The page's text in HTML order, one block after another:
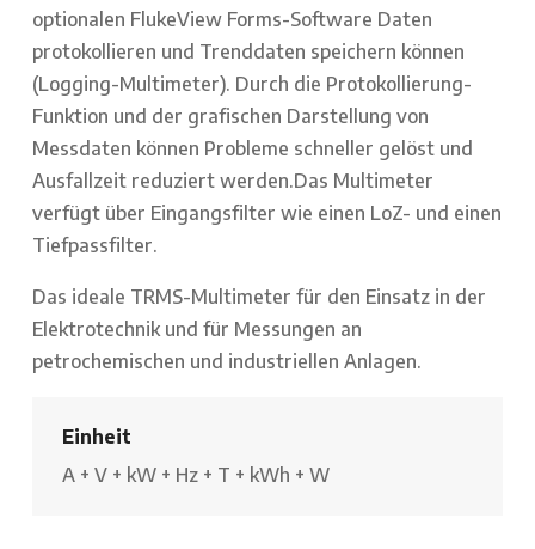
optionalen FlukeView Forms-Software Daten
protokollieren und Trenddaten speichern können
(Logging-Multimeter). Durch die Protokollierung-
Funktion und der grafischen Darstellung von
Messdaten können Probleme schneller gelöst und
Ausfallzeit reduziert werden.Das Multimeter
verfügt über Eingangsfilter wie einen LoZ- und einen
Tiefpassfilter.
Das ideale TRMS-Multimeter für den Einsatz in der
Elektrotechnik und für Messungen an
petrochemischen und industriellen Anlagen.
Einheit
A + V + kW + Hz + T + kWh + W